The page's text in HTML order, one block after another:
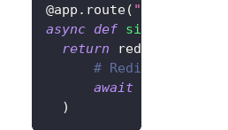
@app . route( "/sign-out"
async def sign_out
return redirect
# Redirigez
await
)